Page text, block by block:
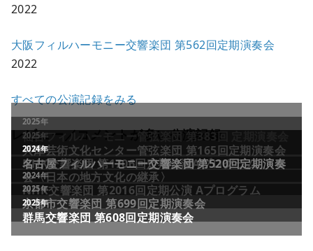
2022
大阪フィルハーモニー交響楽団 第562回定期演奏会
2022
すべての公演記録をみる
レビュー／コメントが多い公演記録